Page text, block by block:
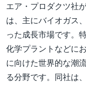
エア・プロダクツ社
は、主にバイオガス
った成長市場です。
化学プラントなどに
に向けた世界的な潮
る分野です。同社は